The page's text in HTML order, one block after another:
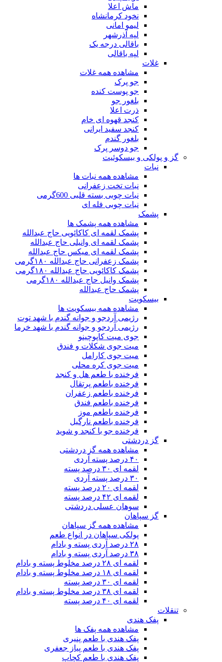
ماش اعلا
نخود کرمانشاه
لیمو امانی
لپه آذرشهر
باقالی درجه یک
لپه باقالی
غلات
مشاهده همه غلات
جو پرک
جو پوست کنده
بلغور جو
ذرت اعلا
کنجد قهوه ای خام
کنجد سفید ایرانی
بلغور گندم
جو دوسر پرک
گز و پولکی و بیسکوئیت
نبات
مشاهده همه نبات ها
نبات تخت زعفرانی
نبات چوبی بسته قلبی 600گرمی
نبات چوبی فله ای
پشمک
مشاهده همه پشمک ها
پشمک لقمه ای کاکائویی حاج عبدالله
پشمک لقمه ای وانیلی حاج عبدالله
پشمک لقمه ای میکس حاج عبدالله
پشمک زعفرانی حاج عبدالله ۱۸۰گرمی
پشمک کاکائویی حاج عبدالله ۱۸۰گرمی
پشمک وانیل حاج عبدالله ۱۸۰گرمی
پشمک حاج عبدالله
بیسکویت
مشاهده همه بیسکویت ها
رژیمی آردجو و جوانه گندم با شهد توت
رژیمی آردجو و جوانه گندم با شهد خرما
جوی میت کاپوچینو
میت جوی شکلات و فندق
میت جوی کارامل
میت جوی کره محلی
فرخنده با طعم هل و کنجد
فرخنده باطعم پرتقال
فرخنده باطعم زعفران
فرخنده باطعم فندق
فرخنده باطعم موز
فرخنده باطعم نارگیل
فرخنده جو با کنجد و شوید
گز دردشتی
مشاهده همه گز دردشتی
۴۰ درصد پسته آردی
لقمه ای ۳۰ درصد پسته
۳۰ درصد پسته آردی
لقمه ای ۲۰ درصد پسته
لقمه ای ۴۲ درصد پسته
سوهان عسلی دردشتی
گز سپاهان
مشاهده همه گز سپاهان
پولکی سپاهان در انواع طعم
۲۸ درصد آردی پسته و بادام
۳۸ درصد آردی پسته و بادام
لقمه ای ۲۸ درصد مخلوط پسته و بادام
لقمه ای ۱۸ درصد مخلوط پسته و بادام
لقمه ای ۳۰ درصد پسته
لقمه ای ۳۸ درصد مخلوط پسته و بادام
لقمه ای ۴۰ درصد پسته
تنقلات
پفک هندی
مشاهده همه پفک ها
پفک هندی با طعم پنیری
پفک هندی با طعم پیاز جعفری
پفک هندی با طعم کچاپ